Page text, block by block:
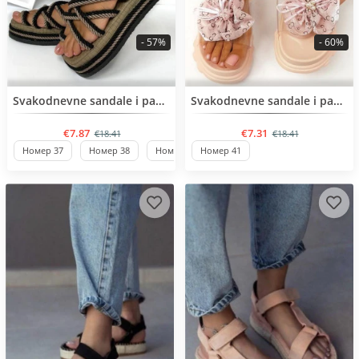
BESTSELLERSvakodnevne sandale i papuče
€7.87 €18.41
- 57%
Номер 37 Номер 38 Номер 39 Номер 40
BESTSELLERSvakodnevne sandale i papuče
€7.31 €18.41
- 60%
Номер 41